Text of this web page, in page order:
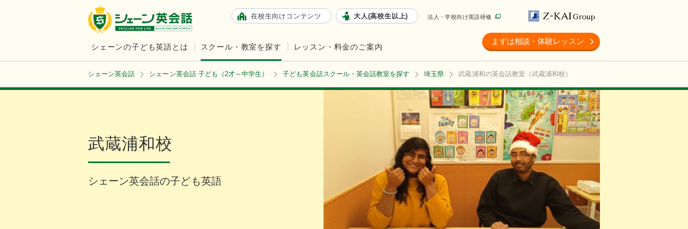
在校生向けコンテンツ 大人(高校生以上) 法人・学校向け英語研修
シェーンの子ども英語とは スクール・教室を探す レッスン・料金のご案内
まずは相談・体験レッスン
シェーン英会話 シェーン英会話 子ども（2才～中学生） 子ども英会話スクール・英会話教室を探す 埼玉県 武蔵浦和の英会話教室（武蔵浦和校）
シェーン英会話の子ども英語
武蔵浦和校